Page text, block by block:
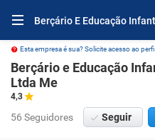
Esta empresa é sua? Solicite acesso ao perfil.
Berçário e Educação
Ltda Me
4,3
56 Seguidores Seguir